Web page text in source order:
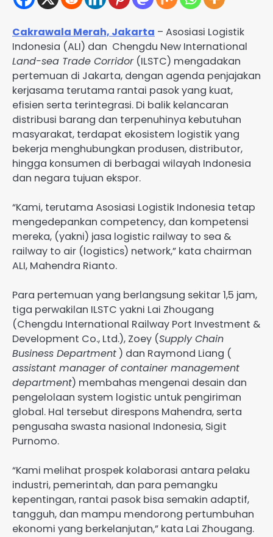
Cakrawala Merah, Jakarta – Asosiasi Logistik
Indonesia (ALI) dan Chengdu New International
Land-sea Trade Corridor(ILSTC) mengadakan
pertemuan di Jakarta, dengan agenda penjajakan
kerjasama terutama rantai pasok yang kuat,
efisien serta terintegrasi. Di balik kelancaran
distribusi barang dan terpenuhinya kebutuhan
masyarakat, terdapat ekosistem logistik yang
bekerja menghubungkan produsen, distributor,
hingga konsumen di berbagai wilayah Indonesia
dan negara tujuan ekspor.
“Kami, terutama Asosiasi Logistik Indonesia tetap
mengedepankan competency, dan kompetensi
mereka, (yakni) jasa logistic railway to sea &
railway to air (logistics) network,” kata chairman
ALI, Mahendra Rianto.
Para pertemuan yang berlangsung sekitar 1,5 jam,
tiga perwakilan ILSTC yakni Lai Zhougang
(Chengdu International Railway Port Investment &
Development Co., Ltd.), Zoey (Supply Chain
Business Department ) dan Raymond Liang (
assistant manager of container management
department) membahas mengenai desain dan
pengelolaan system logistic untuk pengiriman
global. Hal tersebut direspons Mahendra, serta
pengusaha swasta nasional Indonesia, Sigit
Purnomo.
“Kami melihat prospek kolaborasi antara pelaku
industri, pemerintah, dan para pemangku
kepentingan, rantai pasok bisa semakin adaptif,
tangguh, dan mampu mendorong pertumbuhan
ekonomi yang berkelanjutan,” kata Lai Zhougang.